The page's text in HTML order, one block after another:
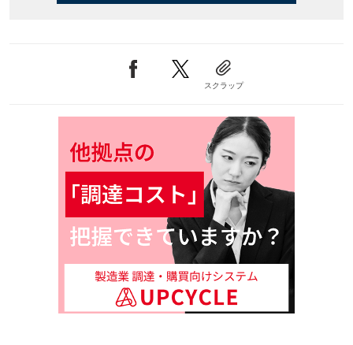
スクラップ